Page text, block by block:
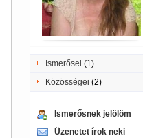
Ismerősei (1)
Közösségei (2)
Ismerősnek jelölöm
Üzenetet írok neki